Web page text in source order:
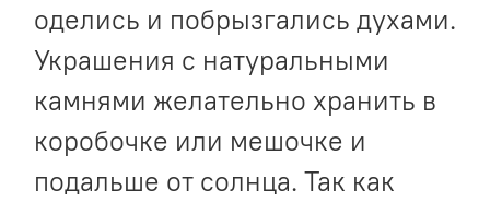
оделись и побрызгались духами.
Украшения с натуральными
камнями желательно хранить в
коробочке или мешочке и
подальше от солнца. Так как